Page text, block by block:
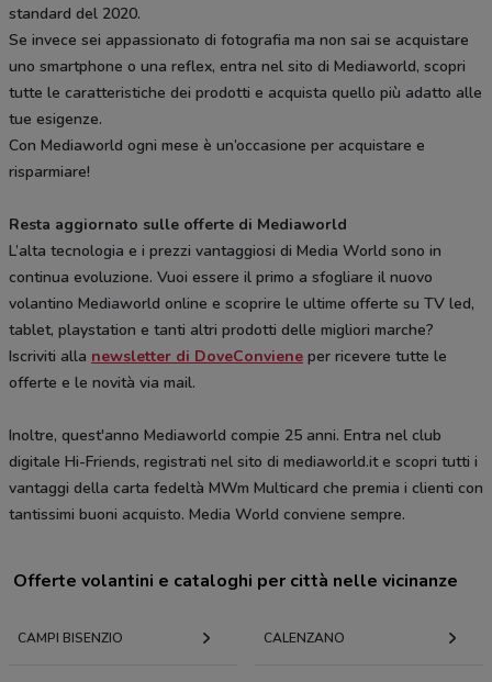
standard del 2020.
Se invece sei appassionato di fotografia ma non sai se acquistare
uno smartphone o una reflex, entra nel sito di Mediaworld, scopri
tutte le caratteristiche dei prodotti e acquista quello più adatto alle
tue esigenze.
Con Mediaworld ogni mese è un’occasione per acquistare e
risparmiare!
Resta aggiornato sulle offerte di Mediaworld
L’alta tecnologia e i prezzi vantaggiosi di Media World sono in
continua evoluzione. Vuoi essere il primo a sfogliare il nuovo
volantino Mediaworld online e scoprire le ultime offerte su TV led,
tablet, playstation e tanti altri prodotti delle migliori marche?
Iscriviti alla newsletter di DoveConviene per ricevere tutte le
offerte e le novità via mail.
Inoltre, quest'anno Mediaworld compie 25 anni. Entra nel club
digitale Hi-Friends, registrati nel sito di mediaworld.it e scopri tutti i
vantaggi della carta fedeltà MWm Multicard che premia i clienti con
tantissimi buoni acquisto. Media World conviene sempre.
Offerte volantini e cataloghi per città nelle vicinanze
CAMPI BISENZIO CALENZANO